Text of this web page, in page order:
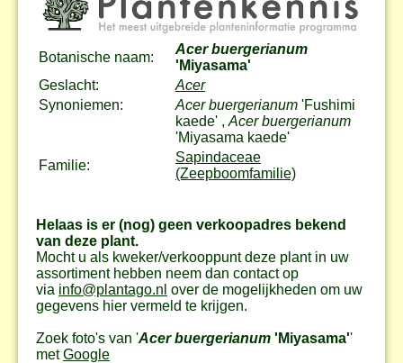
Botanische naam:
Acer buergerianum
'Miyasama'
Geslacht:
Acer
Synoniemen:
Acer buergerianum 'Fushimi
kaede' , Acer buergerianum
'Miyasama kaede'
Familie:
Sapindaceae
(Zeepboomfamilie)
Helaas is er (nog) geen verkoopadres bekend
van deze plant.
Mocht u als kweker/verkooppunt deze plant in uw
assortiment hebben neem dan contact op
via info@plantago.nl over de mogelijkheden om uw
gegevens hier vermeld te krijgen.
Zoek foto's van 'Acer buergerianum 'Miyasama''
metGoogle